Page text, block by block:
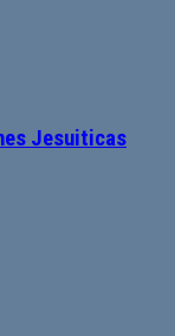
Jesuiticas